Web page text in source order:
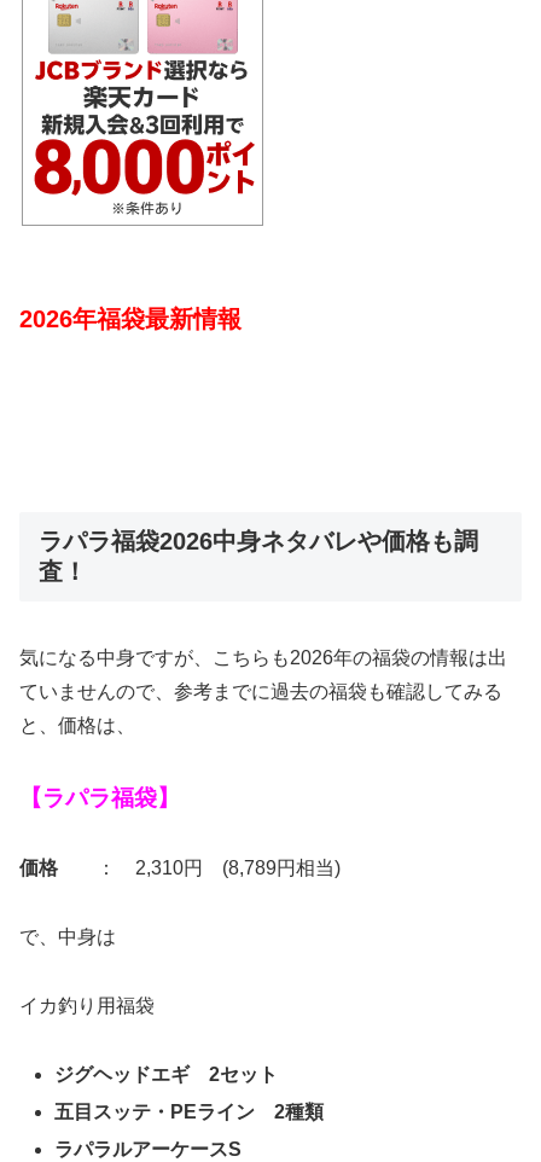
2026年福袋最新情報
ラパラ福袋2026中身ネタバレや価格も調
査！
気になる中身ですが、こちらも2026年の福袋の情報は出
ていませんので、参考までに過去の福袋も確認してみる
と、価格は、
【ラパラ福袋】
価格 ： 2,310円 (8,789円相当)
で、中身は
イカ釣り用福袋
ジグヘッドエギ 2セット
五目スッテ・PEライン 2種類
ラパラルアーケースS